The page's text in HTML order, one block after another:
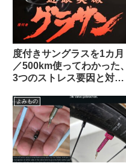
度付きサングラスを1カ月
／500km使ってわかった、
3つのストレス要因と対策
は解決策あり】
よみもの